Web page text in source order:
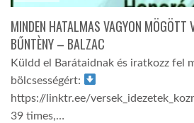
MINDEN HATALMAS VAGYON MÖGÖTT
BŰNTÈNY – BALZAC
Küldd el Barátaidnak és iratkozz fel
bölcsességért:
https://linktr.ee/
39 times,…